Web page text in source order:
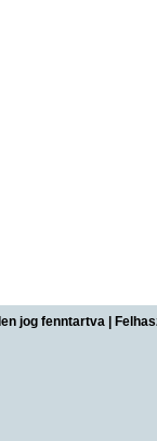
jog fenntartva